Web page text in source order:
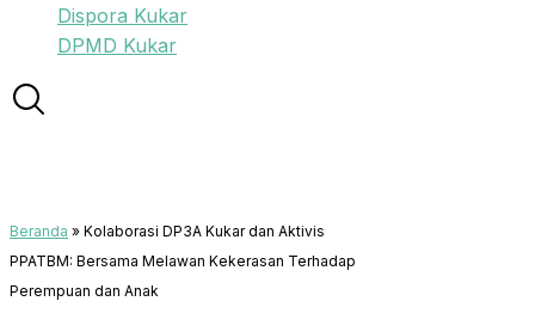
Dispora Kukar
DPMD Kukar
Beranda » Kolaborasi DP3A Kukar dan Aktivis
PPATBM: Bersama Melawan Kekerasan Terhadap
Perempuan dan Anak